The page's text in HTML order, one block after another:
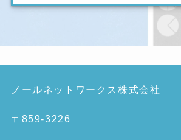
ノールネットワークス株式会社
〒859-3226